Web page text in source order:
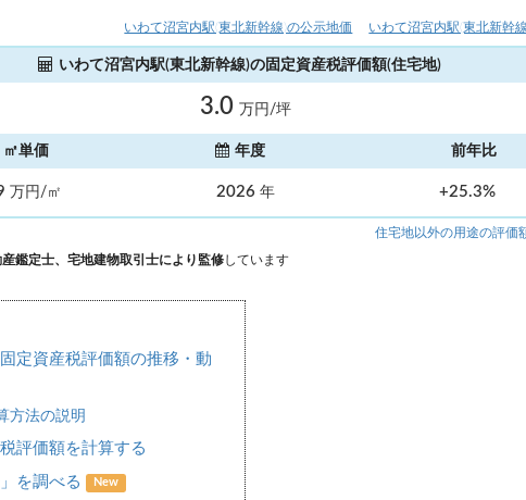
いわて沼宮内駅(東北新幹線)の公示地価 いわて沼宮内駅(東北新幹
いわて沼宮内駅(東北新幹線)の固定資産税評価額(住宅地)
3.0 万円/坪
㎡単価 年度 前年比
万円/㎡ 2026 年 +25.3%
住宅地以外の用途の評価
鑑定士、宅地建物取引士により監修しています
定資産税評価額の推移・動
方法の説明
評価額を計算する
を調べる New